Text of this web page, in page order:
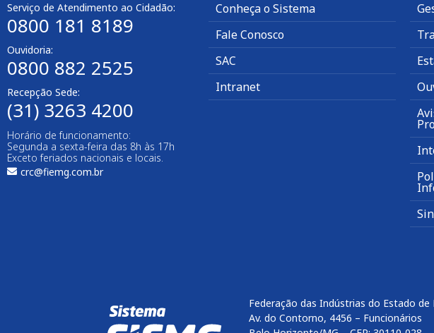
Serviço de Atendimento ao Cidadão:
0800 181 8189
Ouvidoria:
0800 882 2525​
Recepção Sede:
(31) 3263 4200
Horário de funcionamento:
Segunda a sexta-feira das 8h às 17h
Exceto feriados nacionais e locais.
crc@fiemg.com.br
Conheça o Sistema
Fale Conosco
SAC
Intranet
Federação das Indústrias do Estado de
Av. do Contorno, 4456 – Funcionários